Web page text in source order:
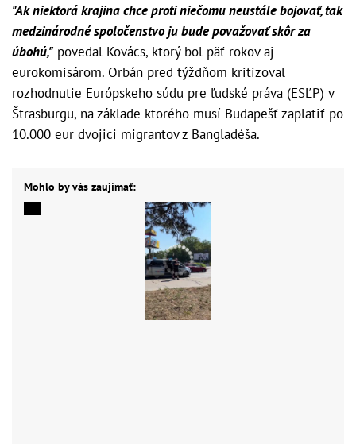
"Ak niektorá krajina chce proti niečomu neustále bojovať, tak
medzinárodné spoločenstvo ju bude považovať skôr za
úbohú," povedal Kovács, ktorý bol päť rokov aj
eurokomisárom. Orbán pred týždňom kritizoval
rozhodnutie Európskeho súdu pre ľudské práva (ESĽP) v
Štrasburgu, na základe ktorého musí Budapešť zaplatiť po
10.000 eur dvojici migrantov z Bangladéša.
Mohlo by vás zaujímať: